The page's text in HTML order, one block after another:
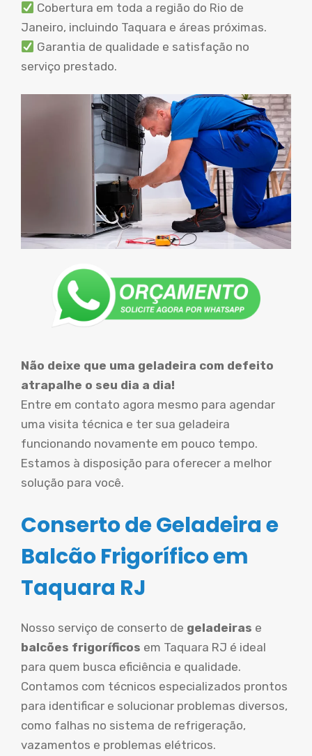
Cobertura em toda a região do Rio de
Janeiro, incluindo Taquara e áreas próximas.
Garantia de qualidade e satisfação no
serviço prestado.
Não deixe que uma geladeira com defeito
atrapalhe o seu dia a dia!
Entre em contato agora mesmo para agendar
uma visita técnica e ter sua geladeira
funcionando novamente em pouco tempo.
Estamos à disposição para oferecer a melhor
solução para você.
Conserto de Geladeira e
Balcão Frigorífico em
Taquara RJ
Nosso serviço de conserto de geladeiras e
balcões frigoríficos em Taquara RJ é ideal
para quem busca eficiência e qualidade.
Contamos com técnicos especializados prontos
para identificar e solucionar problemas diversos,
como falhas no sistema de refrigeração,
vazamentos e problemas elétricos.